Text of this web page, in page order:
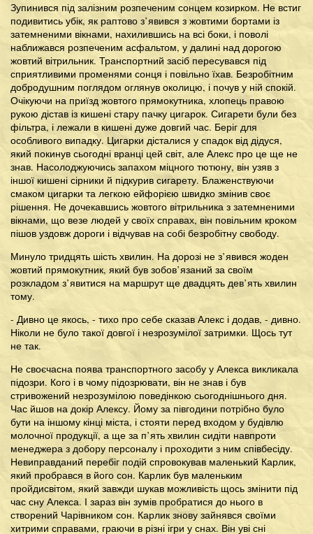
Зупинився під залізним розпеченим сонцем козирком. Не встиг
подивитись убік, як раптово з’явився з жовтими бортами із
затемненими вікнами, нахилившись на всі боки, і поволі
наближався розпеченим асфальтом, у далині над дорогою
жовтий вітрильник. Транспортний засіб пересувався під
сприятливими променями сонця і повільно їхав. Безробітним
добродушним поглядом оглянув околицю, і почув у ній спокій.
Очікуючи на приїзд жовтого прямокутника, хлопець правою
рукою дістав із кишені стару пачку цигарок. Сигарети були без
фільтра, і лежали в кишені дуже довгий час. Беріг для
особливого випадку. Цигарки дісталися у спадок від дідуся,
який покинув сьогодні вранці цей світ, але Алекс про це ще не
знав. Насолоджуючись запахом міцного тютюну, він узяв з
іншої кишені сірники й підкурив сигарету. Блаженствуючи
смаком цигарки та легкою ейфорією швидко змінив своє
рішення. Не дочекавшись жовтого вітрильника з затемненими
вікнами, що везе людей у своїх справах, він повільним кроком
пішов уздовж дороги і відчував на собі безробітну свободу.
Минуло тридцять шість хвилин. На дорозі не з’явився жоден
жовтий прямокутник, який був зобов’язаний за своїм
розкладом з’явитися на маршрут ще двадцять дев’ять хвилин
тому.
- Дивно це якось, - тихо про себе сказав Алекс і додав, - дивно.
Ніколи не було такої довгої і незрозумілої затримки. Щось тут
не так.
Не своєчасна поява транспортного засобу у Алекса викликала
підозри. Кого і в чому підозрювати, він не знав і був
стривожений незрозумілою поведінкою сьогоднішнього дня.
Час йшов на докір Алексу. Йому за півгодини потрібно було
бути на іншому кінці міста, і стояти перед входом у будівлю
молочної продукції, а ще за п’ять хвилин сидіти навпроти
менеджера з добору персоналу і проходити з ним співбесіду.
Невиправданий перебіг подій спровокував маленький Карлик,
який пробрався в його сон. Карлик був маленьким
пройдисвітом, який завжди шукав можливість щось змінити під
час сну Алекса. І зараз він зумів пробратися до нього в
створений Чарівником сон. Карлик знову зайнявся своїми
хитрими справами, граючи в різні ігри у снах. Він уві сні